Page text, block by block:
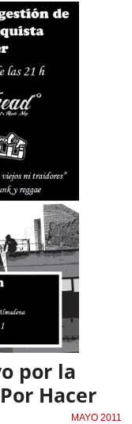
por la
Hacer
MAYO 2011